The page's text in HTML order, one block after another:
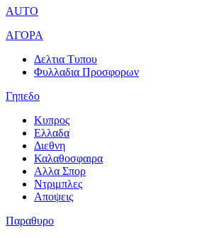
AUTO
ΑΓΟΡΑ
Δελτια Τυπου
Φυλλαδια Προσφορων
Γηπεδο
Κυπρος
Ελλαδα
Διεθνη
Καλαθοσφαιρα
Αλλα Σπορ
Ντριμπλες
Αποψεις
Παραθυρο